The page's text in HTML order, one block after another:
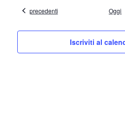
Eventi
precedenti Oggi
Iscriviti al